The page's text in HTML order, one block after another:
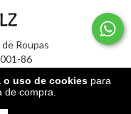
o uso de cookies para
compra.
Roupas
86
ESPAÇO LZ
de Privacidade